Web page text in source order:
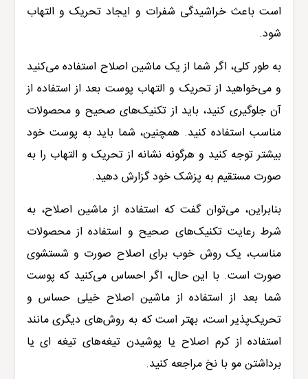
است باعث خراشیدگی شفرات و ایجاد تحریک و التهاب
شود.
به طور کلی، اگر شما از یک ماشین اصلاح استفاده می‌کنید
و می‌خواهید از تحریک و التهاب پوست بعد از استفاده از
آن جلوگیری کنید، باید از تکنیک‌های صحیح و محصولات
مناسب استفاده کنید. همچنین، شما باید به پوست خود
بیشتر توجه کنید و هرگونه نشانه از تحریک و التهاب را به
صورت مستقیم به پزشک خود گزارش دهید.
بنابراین، می‌توان گفت که استفاده از ماشین اصلاح، به
شرط رعایت تکنیک‌های صحیح و استفاده از محصولات
مناسب، یک روش خوب برای اصلاح صورت و شستشوی
صورت است. با این حال، اگر احساس می‌کنید که پوست
شما بعد از استفاده از ماشین اصلاح خیلی حساس و
تحریک‌پذیر است، بهتر است که به روش‌های دیگری مانند
استفاده از کرم اصلاح یا پوشیدن تیغه‌های تیغه ای یا
برداشتن مو با نخ مراجعه کنید.